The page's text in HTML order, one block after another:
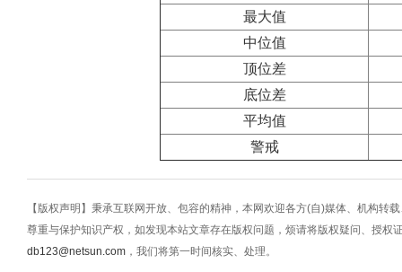
最大值
中位值
顶位差
底位差
平均值
警戒
【版权声明】秉承互联网开放、包容的精神，本网欢迎各方(自)媒体、机构转
尊重与保护知识产权，如发现本站文章存在版权问题，烦请将版权疑问、授权
db123@netsun.com ，我们将第一时间核实、处理。